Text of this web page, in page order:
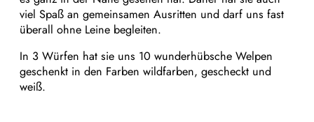
viel Spaß an gemeinsamen Ausritten und darf uns fast
überall ohne Leine begleiten.
In 3 Würfen hat sie uns 10 wunderhübsche Welpen
geschenkt in den Farben wildfarben, gescheckt und
weiß.